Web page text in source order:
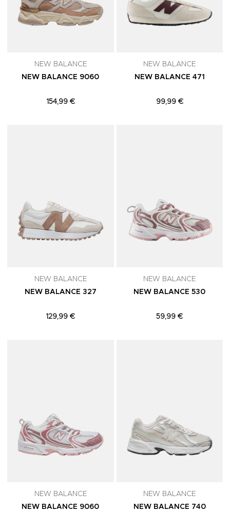
NEW BALANCE
NEW BALANCE 9060
154,99 €
NEW BALANCE
NEW BALANCE 471
99,99 €
NEW BALANCE
NEW BALANCE 327
129,99 €
NEW BALANCE
NEW BALANCE 530
59,99 €
NEW BALANCE
NEW BALANCE 9060
NEW BALANCE
NEW BALANCE 740